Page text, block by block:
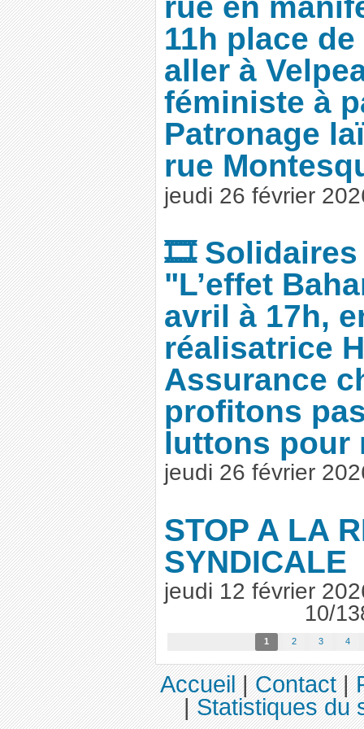
11h place
aller à
féministe à
Patronage
rue
jeudi 26 février
🎞️ Solidaires
"L’effet
avril à 17h,
réalisatrice
Assurance
profitons
luttons pour
jeudi 26 février
STOP A LA
SYNDICALE
jeudi 12 février
10/
1 2 3 4
Accueil|Contact|
|Statistiques du